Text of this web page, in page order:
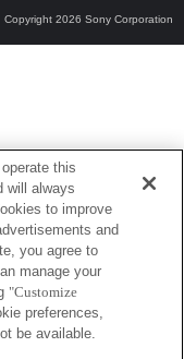
Copyright 2026 Sony Corporation
this
will always
to improve
and
you agree to
manage your
"Customize
preferences,
be available.